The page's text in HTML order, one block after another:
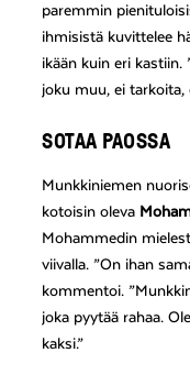
paremmin
ihmisistä kuvittelee
ikään kuin eri kastiin.
joku muu, ei tarkoita,
SOTAA PAOSSA
Munkkiniemen
kotoisin oleva
Mohammedin
viivalla. ”On ihan
kommentoi.
joka pyytää rahaa.
kaksi.”